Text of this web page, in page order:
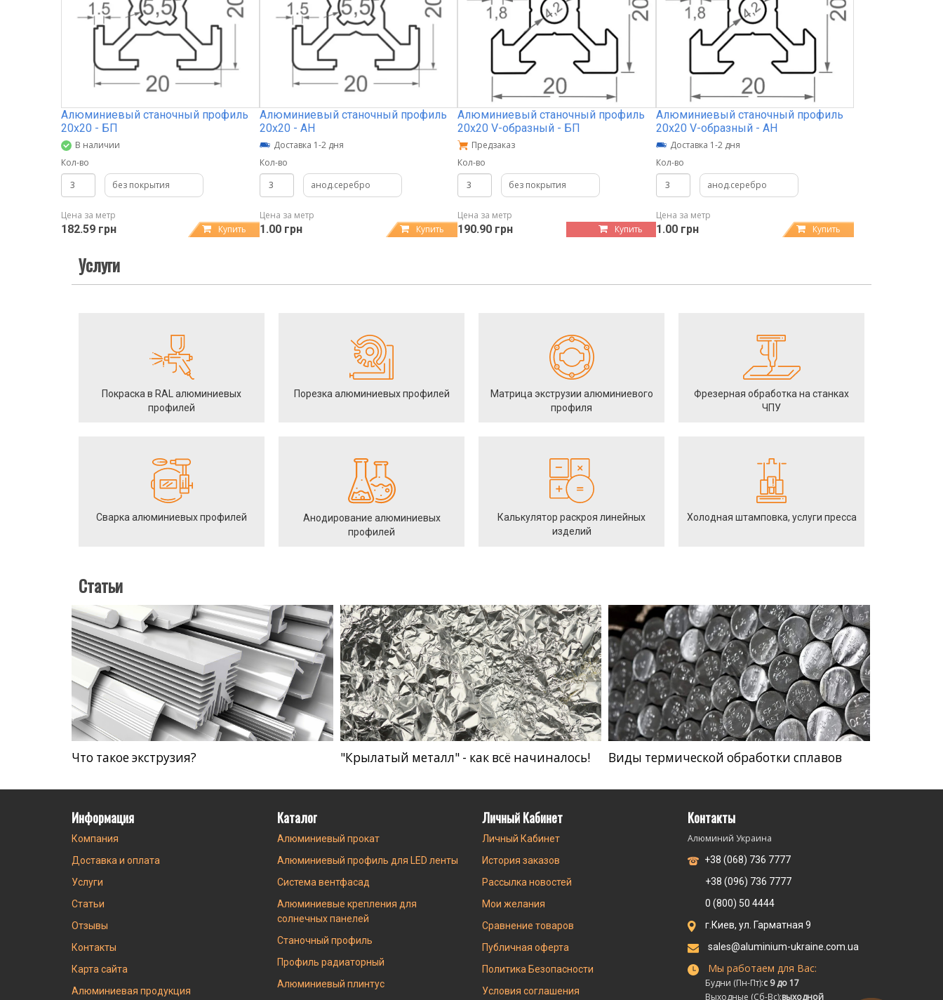
Алюминиевый станочный профиль
20х20 - БП
В наличии
Кол-во
без покрытия
Цена за метр
182.59 грн Купить
Алюминиевый станочный профиль
20х20 - АН
Доставка 1-2 дня
Кол-во
анод.серебро
Цена за метр
1.00 грн Купить
Алюминиевый станочный профиль
20х20 V-образный - БП
Предзаказ
Кол-во
без покрытия
Цена за метр
190.90 грн Купить
Алюминиевый станочный профиль
20х20 V-образный - АН
Доставка 1-2 дня
Кол-во
анод.серебро
Цена за метр
1.00 грн Купить
Услуги
Покраска в RAL алюминиевых
профилей
Порезка алюминиевых профилей
Матрица экструзии алюминиевого
профиля
Фрезерная обработка на станках
ЧПУ
Сварка алюминиевых профилей
Анодирование алюминиевых
профилей
Калькулятор раскроя линейных
изделий
Холодная штамповка, услуги пресса
Статьи
Что такое экструзия? "Крылатый металл" - как всё начиналось! Виды термической обработки сплавов
Информация
Компания
Доставка и оплата
Услуги
Статьи
Отзывы
Контакты
Карта сайта
Алюминиевая продукция
Каталог
Алюминиевый прокат
Алюминиевый профиль для LED ленты
Система вентфасад
Алюминиевые крепления для
солнечных панелей
Станочный профиль
Профиль радиаторный
Алюминиевый плинтус
Личный Кабинет
Личный Кабинет
История заказов
Рассылка новостей
Мои желания
Сравнение товаров
Публичная оферта
Политика Безопасности
Условия соглашения
Контакты
Алюминий Украина
+38 (068) 736 7777
+38 (096) 736 7777
0 (800) 50 4444
г.Киев, ул. Гарматная 9
sales@aluminium-ukraine.com.ua
Мы работаем для Вас:
Будни (Пн-Пт):с 9 до 17
Выходные (Сб-Вс):выходной